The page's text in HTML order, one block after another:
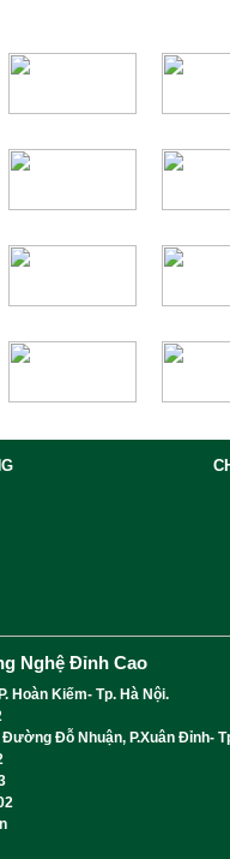
Nghệ Đỉnh Cao
Hoàn Kiếm- Tp. Hà Nội.
Đường Đỗ Nhuận, P.Xuân Đỉnh-